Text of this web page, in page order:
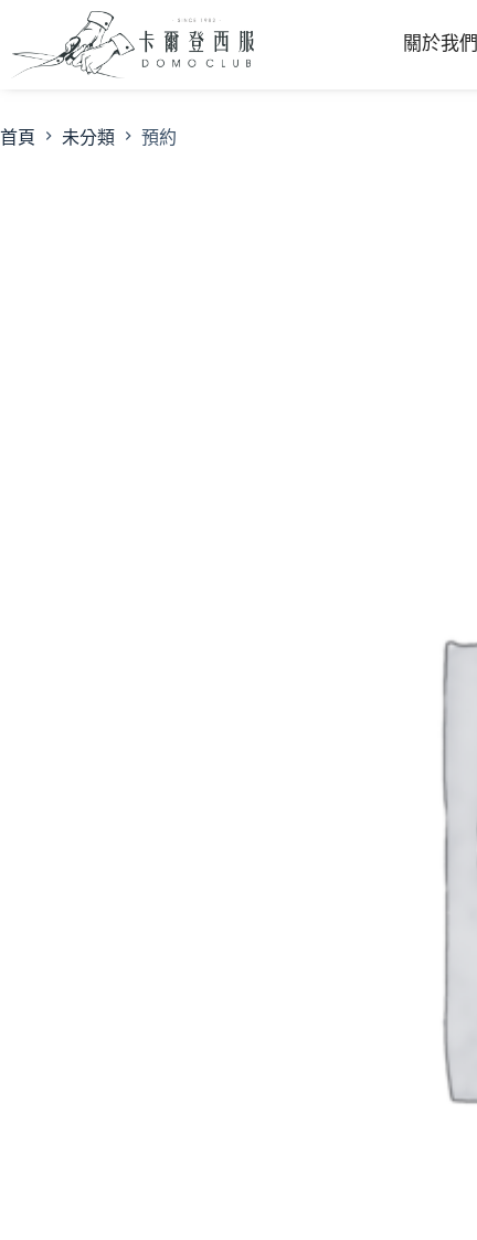
關於我們
首頁 未分類 預約